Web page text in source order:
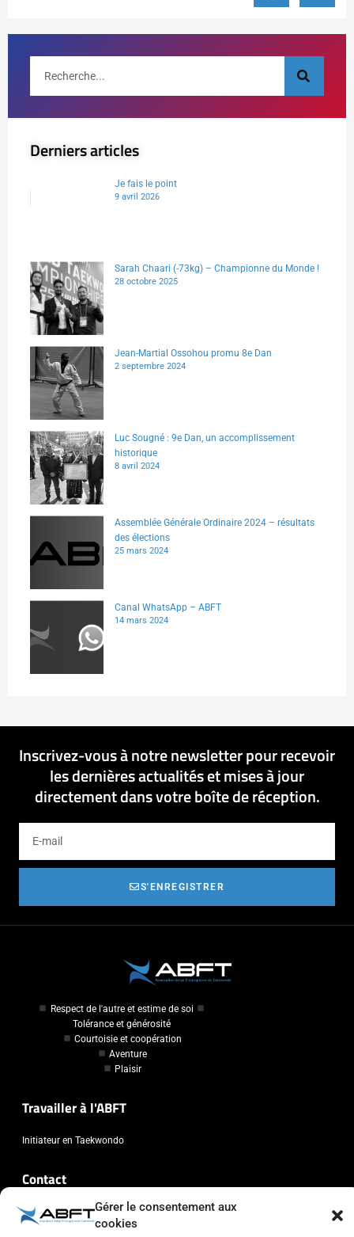
Gérer le consentement aux
cookies
Derniers articles
Je fais le point
9 avril 2026
Sarah Chaari (-73kg) – Championne du Monde !
28 octobre 2025
Jean-Martial Ossohou promu 8e Dan
2 septembre 2024
Luc Sougné : 9e Dan, un accomplissement
historique
8 avril 2024
Assemblée Générale Ordinaire 2024 – résultats
des élections
25 mars 2024
Canal WhatsApp – ABFT
14 mars 2024
Inscrivez-vous à notre newsletter pour recevoir
les dernières actualités et mises à jour
directement dans votre boîte de réception.
S'ENREGISTRER
Respect de l'autre et estime de soi
Tolérance et générosité
Courtoisie et coopération
Aventure
Plaisir
Travailler à l'ABFT
Initiateur en Taekwondo
Contact
Association Belge Francophone de Taekwondo